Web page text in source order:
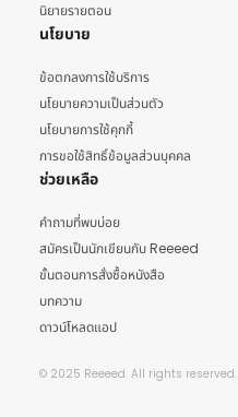
นิยายรายตอน
นโยบาย
ข้อตกลงการใช้บริการ
นโยบายความเป็นส่วนตัว
นโยบายการใช้คุกกี้
การขอใช้สิทธิ์ข้อมูลส่วนบุคคล
ช่วยเหลือ
คำถามที่พบบ่อย
สมัครเป็นนักเขียนกับ Reeeed
ขั้นตอนการสั่งซื้อหนังสือ
บทความ
ดาวน์โหลดแอป
© 2025 Reeeed. All rights reserved.